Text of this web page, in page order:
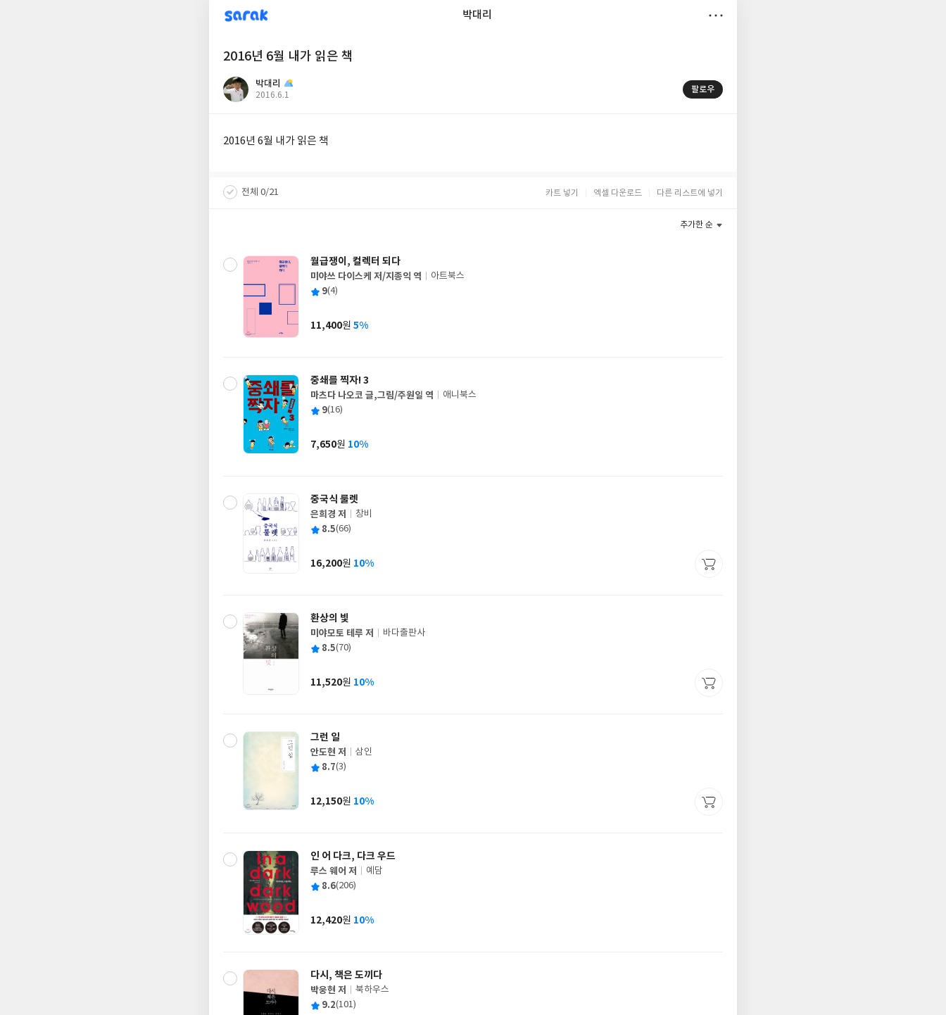
sarak 박대리
2016년 6월 내가 읽은 책
박대리
작
2016.6.1
팔로우
2016년 6월 내가 읽은 책
전체 0/21 카트 넣기 엑셀 다운로드 다른 리스트에 넣기
추가한 순
월급쟁이, 컬렉터 되다
글
쓴
미야쓰 다이스케 저/지종익 역
출
사
아트북스
평 9(4)
가
11,400원 5%
중쇄를 찍자! 3
글
쓴
마츠다 나오코 글,그림/주원일 역
출
사
애니북스
평 9(16)
가
7,650원 10%
중국식 룰렛
글
쓴
은희경 저
출
사
창비
평 8.5(66)
가
16,200원 10%
환상의 빛
글
쓴
미야모토 테루 저
출
사
바다출판사
평 8.5(70)
가
11,520원 10%
그런 일
글
쓴
안도현 저
출
사
삼인
평 8.7(3)
가
12,150원 10%
인 어 다크, 다크 우드
글
쓴
루스 웨어 저
출
사
예담
평 8.6(206)
가
12,420원 10%
다시, 책은 도끼다
글
쓴
박웅현 저
출
북하우스
평 9.2(101)